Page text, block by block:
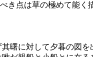
点は草の極めて能く
曙に対して夕暮の図